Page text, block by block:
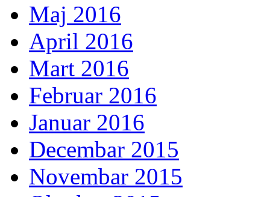
Maj 2016
April 2016
Mart 2016
Februar 2016
Januar 2016
Decembar 2015
Novembar 2015